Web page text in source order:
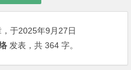
于2025年9月27日
发表，共 364 字。